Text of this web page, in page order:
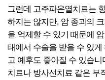
그런데 고주파온열치료는
하지는 않지만, 암 종괴의
을 억제할 수 있기 때문에
태에서 수술을 받을 수 있
고 예후도 좋아질 수 있습
치료나 방사선치료 같은 부